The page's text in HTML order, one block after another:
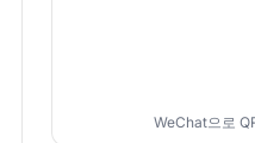
WeChat으로